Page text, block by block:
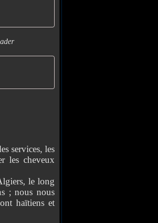
services, les
les cheveux
le long
; nous nous
haïtiens et